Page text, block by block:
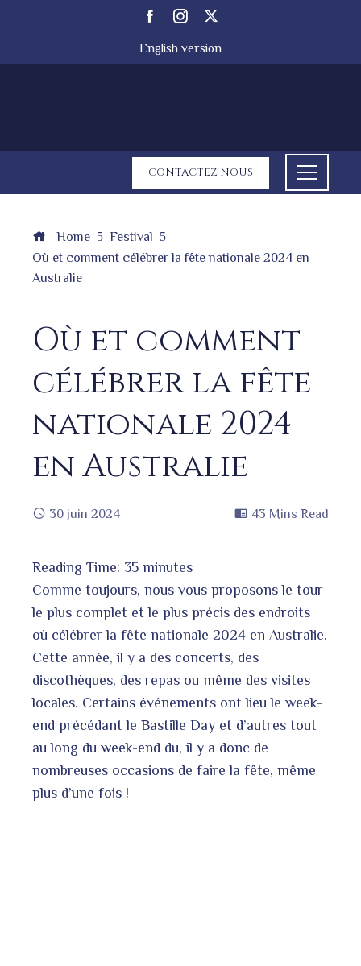
English version
CONTACTEZ NOUS
Home
Festival
Où et comment célébrer la fête nationale 2024 en
Australie
Où et comment
célébrer la fête
nationale 2024
en Australie
30 juin 2024 43 Mins Read
Reading Time: 35 minutes
Comme toujours, nous vous proposons le tour
le plus complet et le plus précis des endroits
où célébrer la fête nationale 2024 en Australie.
Cette année, il y a des concerts, des
discothèques, des repas ou même des visites
locales. Certains événements ont lieu le week-
end précédant le Bastille Day et d’autres tout
au long du week-end du, il y a donc de
nombreuses occasions de faire la fête, même
plus d’une fois !